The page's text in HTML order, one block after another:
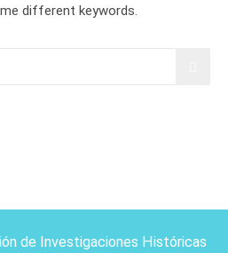
different keywords.
de Investigaciones Históricas